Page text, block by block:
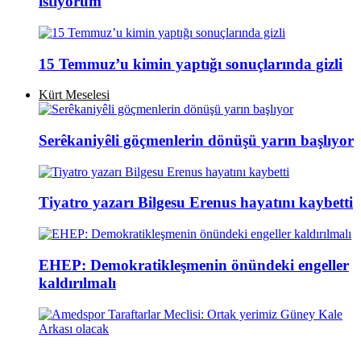
15 Temmuz’u kimin yaptığı sonuçlarında gizli
Kürt Meselesi
Serêkaniyêli göçmenlerin dönüşü yarın başlıyor
Tiyatro yazarı Bilgesu Erenus hayatını kaybetti
EHEP: Demokratikleşmenin önündeki engeller
kaldırılmalı